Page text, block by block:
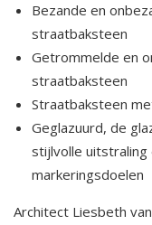
Bezande en
straatbaksteen
Getrommelde en
straatbaksteen
Straatbaksteen
Geglazuurd, de
stijlvolle
markeringsdoelen
Architect Liesbeth